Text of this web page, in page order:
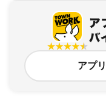
アプ